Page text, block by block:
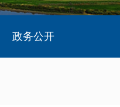
政务公开